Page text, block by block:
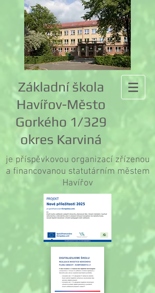
Základní škola
Havířov-Město
Gorkého 1/329
okres Karviná
je příspěvkovou organizací zřízenou
a financovanou statutárním městem
Havířov